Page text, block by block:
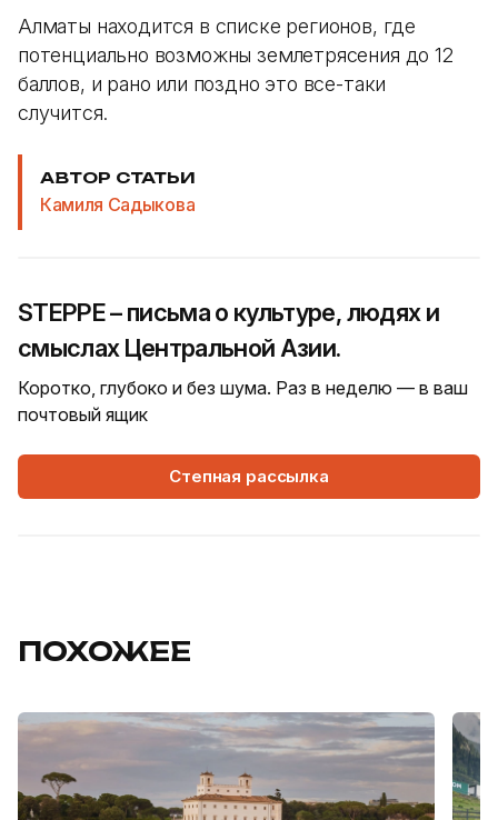
Алматы находится в списке регионов, где
потенциально возможны землетрясения до 12
баллов, и рано или поздно это все-таки
случится.
АВТОР СТАТЬИ
Камиля Садыкова
STEPPE – письма о культуре, людях и
смыслах Центральной Азии.
Коротко, глубоко и без шума. Раз в неделю — в ваш
почтовый ящик
Степная рассылка
ПОХОЖЕЕ